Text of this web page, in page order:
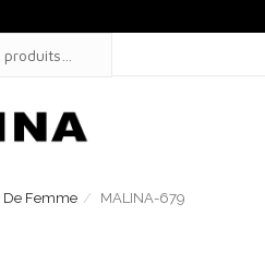
De Femme MALINA-679